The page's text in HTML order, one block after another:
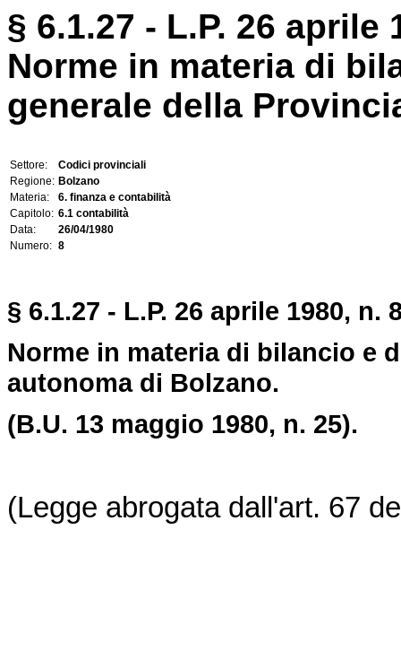
§ 6.1.27 - L.P. 26 aprile
Norme in materia di
generale della
Settore:
Codici provinciali
Regione: Bolzano
Materia:
6. finanza e contabilità
Capitolo: 6.1 contabilità
Data:
26/04/1980
Numero: 8
§ 6.1.27 - L.P. 26 aprile 1980, n.
Norme in materia di bilancio e
autonoma di Bolzano.
(B.U. 13 maggio 1980, n. 25).
(Legge abrogata dall'art. 67